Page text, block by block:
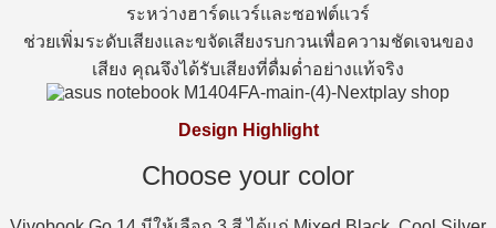
ระหว่างฮาร์ดแวร์และซอฟต์แวร์
ช่วยเพิ่มระดับเสียงและขจัดเสียงรบกวนเพื่อความชัดเจนของ
เสียง คุณจึงได้รับเสียงที่ดื่มด่ำอย่างแท้จริง
Design Highlight
Choose your color